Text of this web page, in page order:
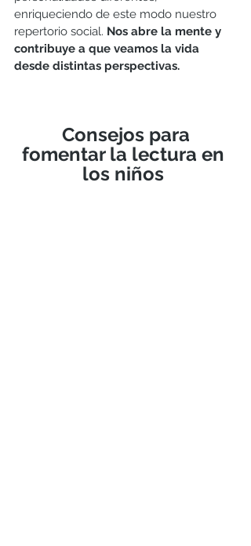
enriqueciendo de este modo nuestro
repertorio social. Nos abre la mente y
contribuye a que veamos la vida
desde distintas perspectivas.
fomentar la lectura en
los niños